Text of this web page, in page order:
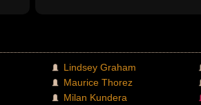
Lindsey Graham
Maurice Thorez
Milan Kundera